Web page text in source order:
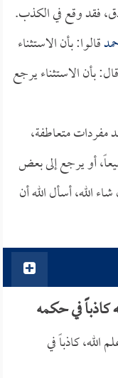
فقد وقع في الكذب.
قالوا: بأن الاستثناء
قال: بأن الاستثناء يرجع
مفردات متعاطفة،
أو يرجع إلى بعض
الله، أسأل الله أن
في حكمه
كاذباً في